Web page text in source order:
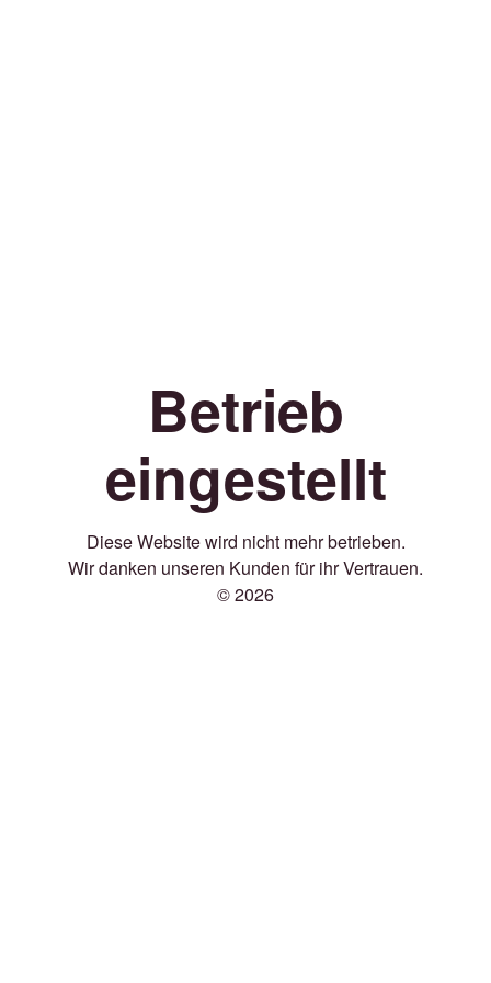
Betrieb
eingestellt
Diese Website wird nicht mehr betrieben.
Wir danken unseren Kunden für ihr Vertrauen.
© 2026